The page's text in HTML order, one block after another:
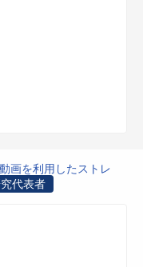
画を利用したストレ
代表者